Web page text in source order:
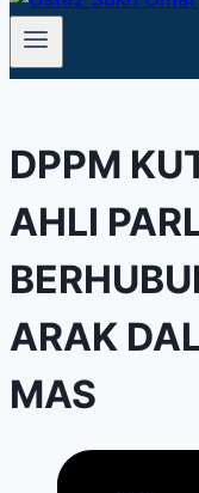
DPPM
AHLI
ARAK
MAS